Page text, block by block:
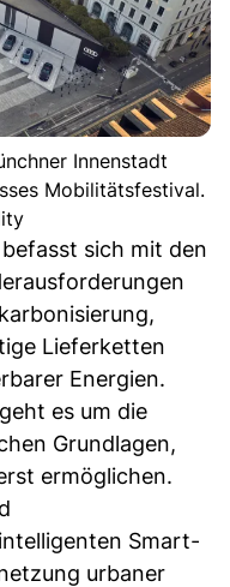
Innenstadt
Mobilitätsfestival.
sich mit den
Lieferketten
Energien.
es um die
Grundlagen,
ermöglichen.
Smart-
urbaner